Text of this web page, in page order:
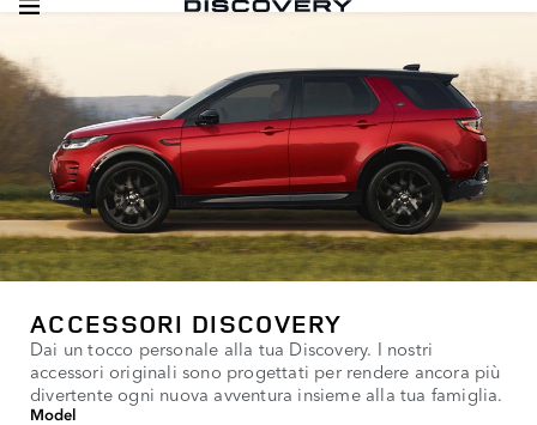
ACCESSORI DISCOVERY
Dai un tocco personale alla tua Discovery. I nostri
accessori originali sono progettati per rendere ancora più
divertente ogni nuova avventura insieme alla tua famiglia.
Model